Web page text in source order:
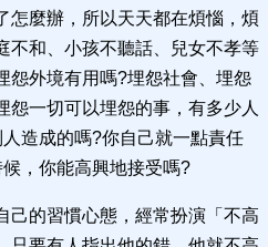
怎麼辦，所以天天都在煩惱，煩
不和、小孩不聽話、兒女不孝等
怨外境有用嗎?埋怨社會、埋怨
怨一切可以埋怨的事，有多少人
造成的嗎?你自己就一點責任
，你能高興地接受嗎?
己的習慣心態，經常扮演「不高